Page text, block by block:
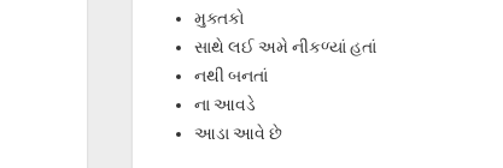
મુક્તકો
સાથે લઈ અમે નીકળ્યાં હતાં
નથી બનતાં
ના આવડે
આડા આવે છે